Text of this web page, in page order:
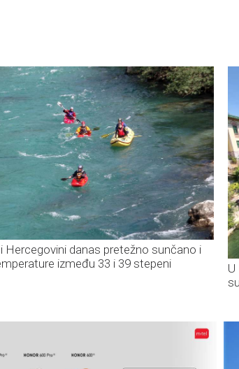
Hercegovini danas pretežno sunčano i
između 33 i 39 stepeni